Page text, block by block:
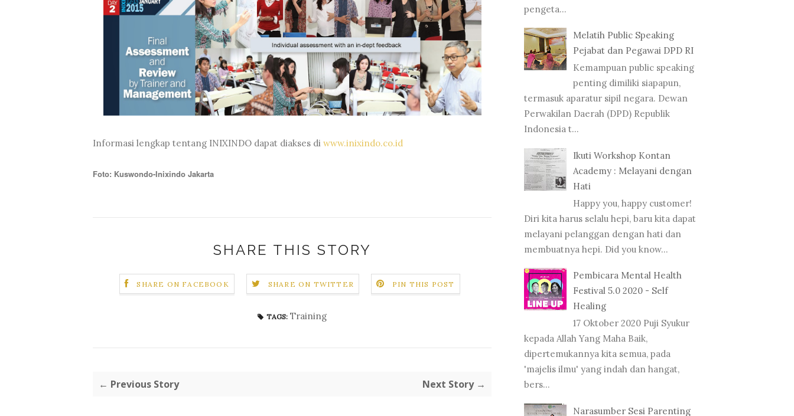
Informasi lengkap tentang INIXINDO dapat diakses di www.inixindo.co.id
Foto: Kuswondo-Inixindo Jakarta
SHARE THIS STORY
SHARE ON FACEBOOK SHARE ON TWITTER PIN THIS POST
TAGS: Training
← Previous Story Next Story →
pengeta...
Melatih Public Speaking
Pejabat dan Pegawai DPD RI
Kemampuan public speaking
penting dimiliki siapapun,
termasuk aparatur sipil negara. Dewan
Perwakilan Daerah (DPD) Republik
Indonesia t...
Ikuti Workshop Kontan
Academy : Melayani dengan
Hati
Happy you, happy customer!
Diri kita harus selalu hepi, baru kita dapat
melayani pelanggan dengan hati dan
membuatnya hepi. Did you know...
Pembicara Mental Health
Festival 5.0 2020 - Self
Healing
17 Oktober 2020 Puji Syukur
kepada Allah Yang Maha Baik,
dipertemukannya kita semua, pada
'majelis ilmu' yang indah dan hangat,
bers...
Narasumber Sesi Parenting